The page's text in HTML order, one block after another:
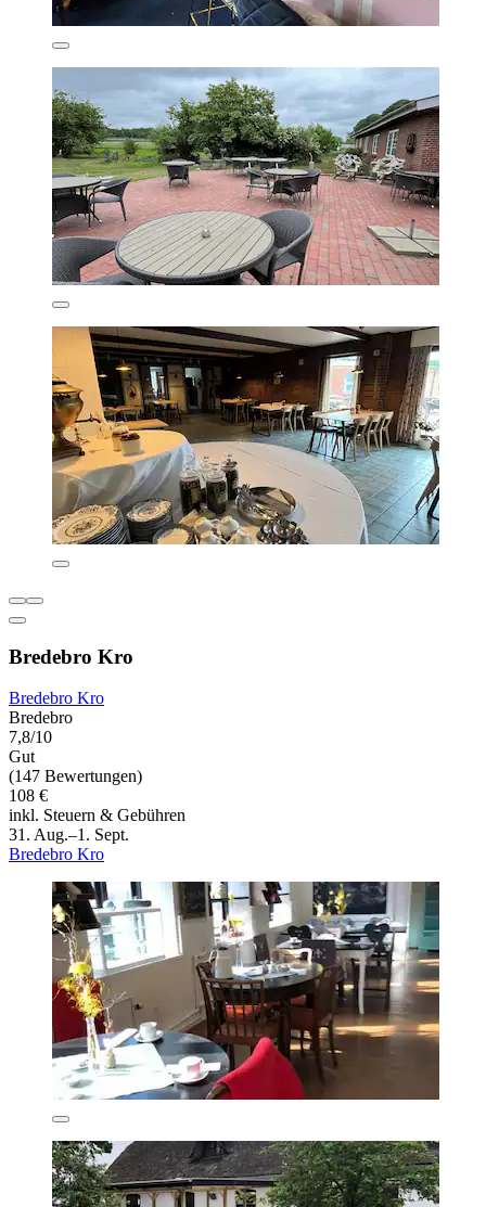
Bredebro Kro
Bredebro Kro
Bredebro
7,8/10
Gut
(147 Bewertungen)
108 €
inkl. Steuern & Gebühren
31. Aug.–1. Sept.
Bredebro Kro